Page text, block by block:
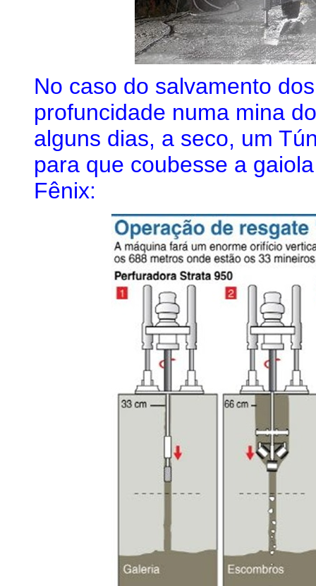
No caso do salvamento
profuncidade numa mina
alguns dias, a seco, um
para que coubesse a
Fênix: